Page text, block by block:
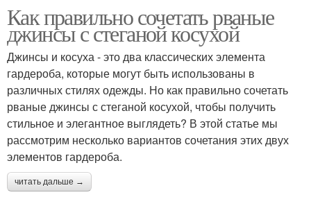
Как правильно сочетать рваные
джинсы с стеганой косухой
Джинсы и косуха - это два классических элемента
гардероба, которые могут быть использованы в
различных стилях одежды. Но как правильно сочетать
рваные джинсы с стеганой косухой, чтобы получить
стильное и элегантное выглядеть? В этой статье мы
рассмотрим несколько вариантов сочетания этих двух
элементов гардероба.
читать дальше →